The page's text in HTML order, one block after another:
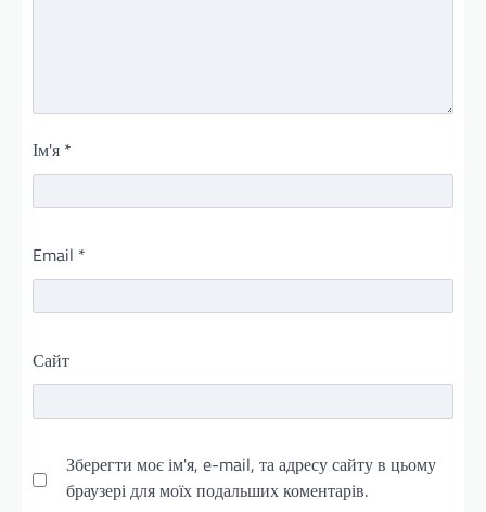
Ім'я *
Email *
Сайт
Зберегти моє ім'я, e-mail, та адресу сайту в цьому
браузері для моїх подальших коментарів.